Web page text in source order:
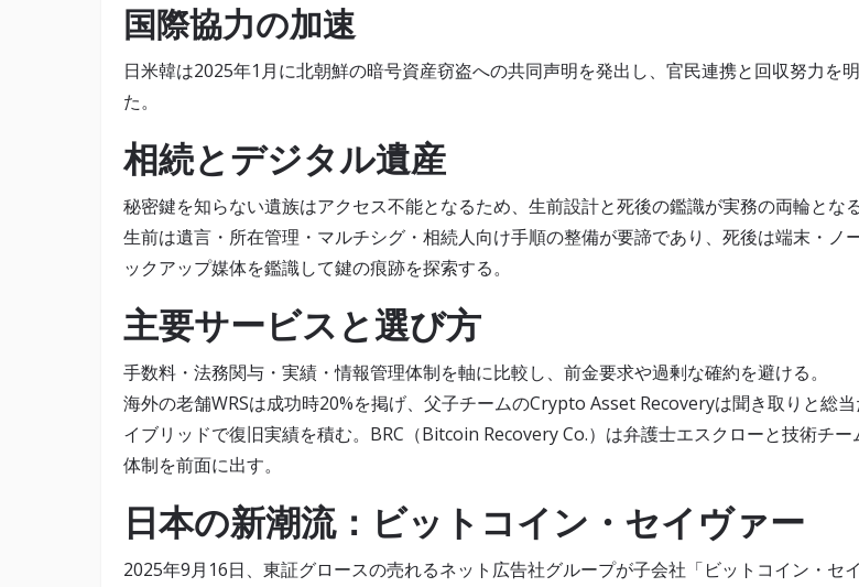
国際協力の加速
日米韓は2025年1月に北朝鮮の暗号資産窃盗への共同声明を発出し、官民連携と回収努力を
た。
相続とデジタル遺産
秘密鍵を知らない遺族はアクセス不能となるため、生前設計と死後の鑑識が実務の両輪となる
生前は遺言・所在管理・マルチシグ・相続人向け手順の整備が要諦であり、死後は端末・ノ
ックアップ媒体を鑑識して鍵の痕跡を探索する。
主要サービスと選び方
手数料・法務関与・実績・情報管理体制を軸に比較し、前金要求や過剰な確約を避ける。
海外の老舗WRSは成功時20%を掲げ、父子チームのCrypto Asset Recoveryは聞き取りと総
イブリッドで復旧実績を積む。BRC（Bitcoin Recovery Co.）は弁護士エスクローと技術チー
体制を前面に出す。
日本の新潮流：ビットコイン・セイヴァー
2025年9月16日、東証グロースの売れるネット広告社グループが子会社「ビットコイン・セ